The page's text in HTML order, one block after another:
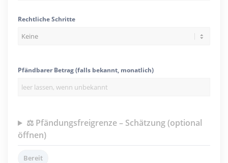
Rechtliche Schritte
Pfändbarer Betrag (falls bekannt, monatlich)
⚖️ Pfändungsfreigrenze – Schätzung (optional
öffnen)
Bereit